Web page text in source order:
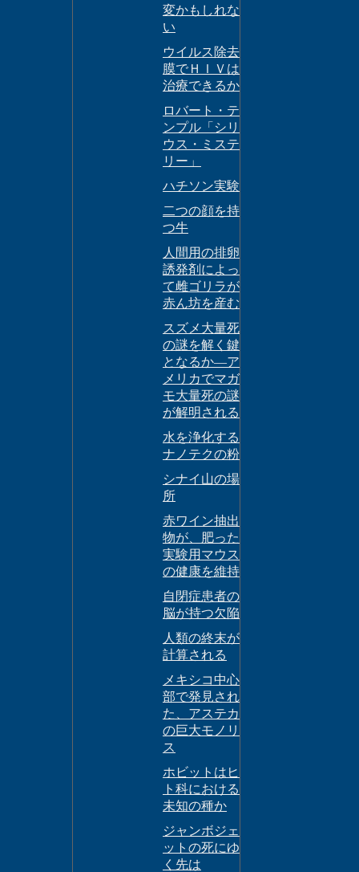
変かもしれな
い
ウイルス除去
膜でＨＩＶは
治療できるか
ロバート・テ
ンプル「シリ
ウス・ミステ
リー」
ハチソン実験
二つの顔を持
つ牛
人間用の排卵
誘発剤によっ
て雌ゴリラが
赤ん坊を産む
スズメ大量死
の謎を解く鍵
となるか―ア
メリカでマガ
モ大量死の謎
が解明される
水を浄化する
ナノテクの粉
シナイ山の場
所
赤ワイン抽出
物が、肥った
実験用マウス
の健康を維持
自閉症患者の
脳が持つ欠陥
人類の終末が
計算される
メキシコ中心
部で発見され
た、アステカ
の巨大モノリ
ス
ホビットはヒ
ト科における
未知の種か
ジャンボジェ
ットの死にゆ
く先は